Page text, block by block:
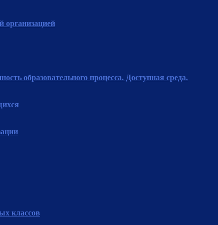
организацией
образовательного процесса. Доступная среда.
классов